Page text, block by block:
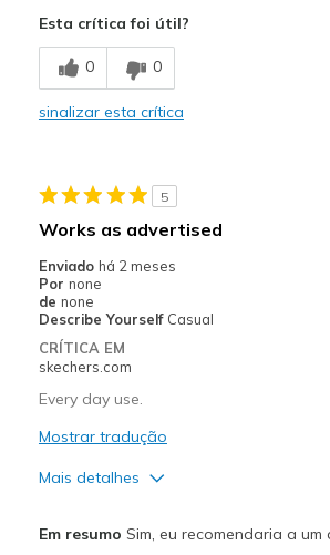
Esta crítica foi útil?
0 0
sinalizar esta crítica
5
Works as advertised
Enviado há 2 meses
Por none
de none
Describe Yourself Casual
CRÍTICA EM
skechers.com
Every day use.
Mostrar tradução
Mais detalhes
Em resumo Sim, eu recomendaria a um